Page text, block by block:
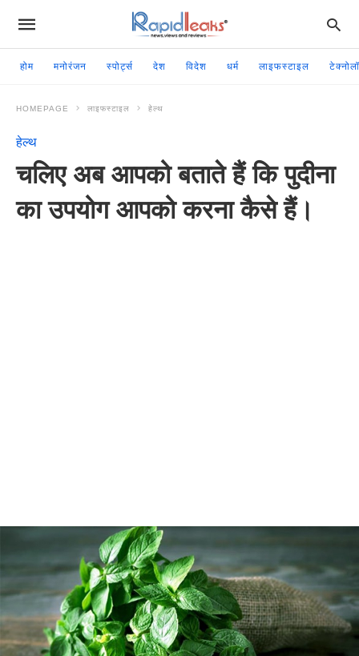
होम मनोरंजन स्पोर्ट्स देश विदेश धर्म लाइफस्टाइल
HOMEPAGE लाइफस्टाइल हेल्थ
हेल्थ
चलिए अब आपको बताते हैं कि पुदीना
का उपयोग आपको करना कैसे हैं।